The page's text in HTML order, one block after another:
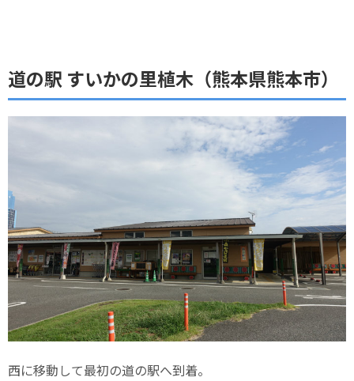
道の駅 すいかの里植木（熊本県熊本市）
西に移動して最初の道の駅へ到着。